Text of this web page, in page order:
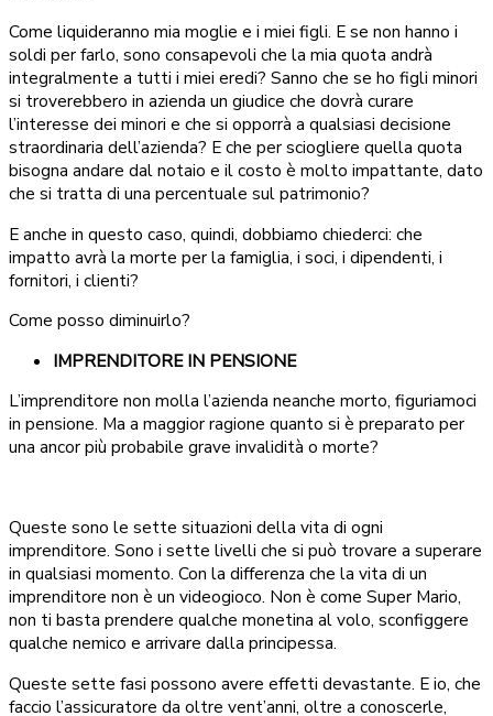
Come liquideranno mia moglie e i miei figli. E se non hanno i
soldi per farlo, sono consapevoli che la mia quota andrà
integralmente a tutti i miei eredi? Sanno che se ho figli minori
si troverebbero in azienda un giudice che dovrà curare
l’interesse dei minori e che si opporrà a qualsiasi decisione
straordinaria dell’azienda? E che per sciogliere quella quota
bisogna andare dal notaio e il costo è molto impattante, dato
che si tratta di una percentuale sul patrimonio?
E anche in questo caso, quindi, dobbiamo chiederci: che
impatto avrà la morte per la famiglia, i soci, i dipendenti, i
fornitori, i clienti?
Come posso diminuirlo?
IMPRENDITORE IN PENSIONE
L’imprenditore non molla l’azienda neanche morto, figuriamoci
in pensione. Ma a maggior ragione quanto si è preparato per
una ancor più probabile grave invalidità o morte?
Queste sono le sette situazioni della vita di ogni
imprenditore. Sono i sette livelli che si può trovare a superare
in qualsiasi momento. Con la differenza che la vita di un
imprenditore non è un videogioco. Non è come Super Mario,
non ti basta prendere qualche monetina al volo, sconfiggere
qualche nemico e arrivare dalla principessa.
Queste sette fasi possono avere effetti devastante. E io, che
faccio l’assicuratore da oltre vent’anni, oltre a conoscerle,